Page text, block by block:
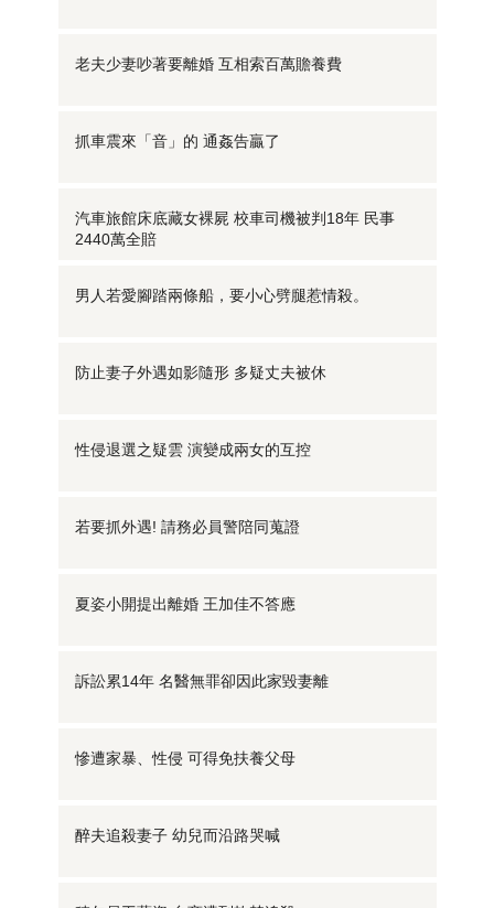
老夫少妻吵著要離婚 互相索百萬贍養費
抓車震來「音」的 通姦告贏了
汽車旅館床底藏女裸屍 校車司機被判18年 民事
2440萬全賠
男人若愛腳踏兩條船，要小心劈腿惹情殺。
防止妻子外遇如影隨形 多疑丈夫被休
性侵退選之疑雲 演變成兩女的互控
若要抓外遇! 請務必員警陪同蒐證
夏姿小開提出離婚 王加佳不答應
訴訟累14年 名醫無罪卻因此家毀妻離
慘遭家暴、性侵 可得免扶養父母
醉夫追殺妻子 幼兒而沿路哭喊